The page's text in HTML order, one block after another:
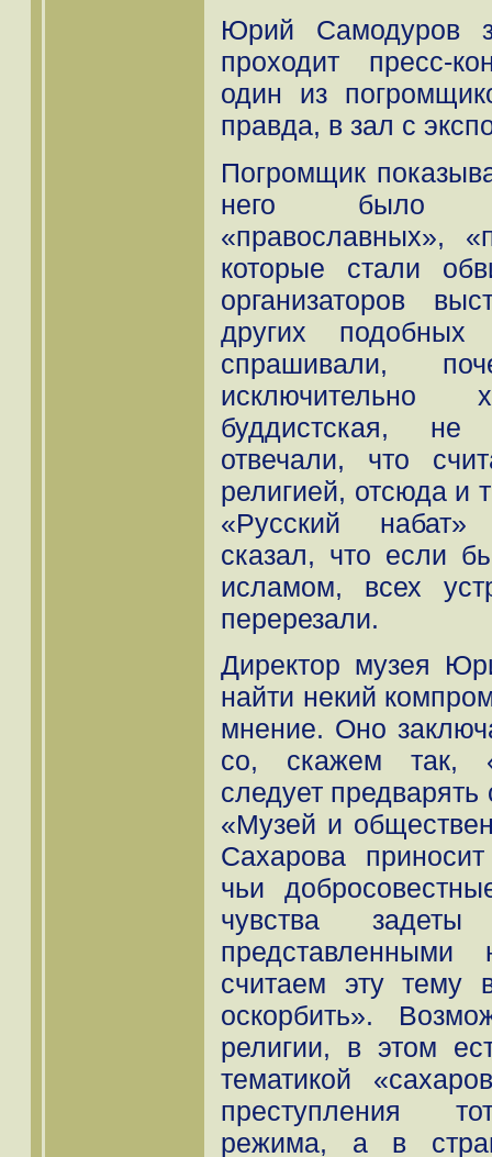
Юрий Самодуров
проходит пресс-
один из
правда, в зал с
Погромщик
него было
«православных»,
которые стали
организаторов
других подобных
спрашивали,
буддистская, не
отвечали, что
религией, отсюда и
«Русский
сказал, что если
исламом, всех
перерезали.
Директор музея
найти некий
мнение. Оно
со, скажем так,
следует
«Музей и
Сахарова
чьи
чувства
считаем эту тему
оскорбить».
религии, в этом
тематикой
преступления
режима, а в